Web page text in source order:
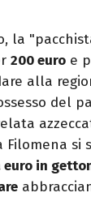
la
200 euro e
alla
del
si
in